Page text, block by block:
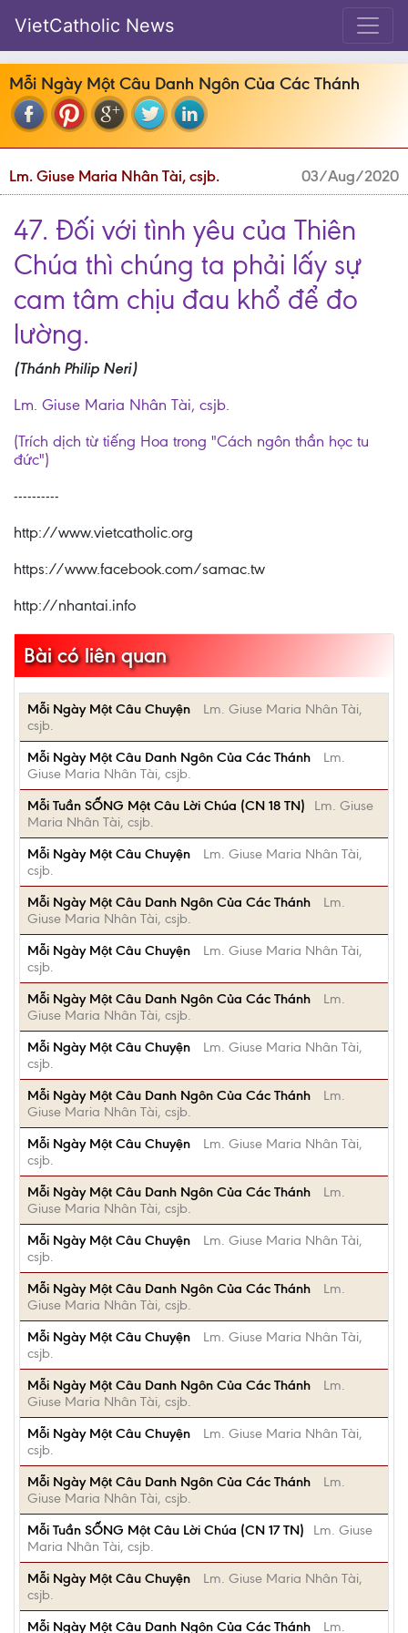
VietCatholic News
Mỗi Ngày Một Câu Danh Ngôn Của Các Thánh
Lm. Giuse Maria Nhân Tài, csjb. 03/Aug/2020
47. Đối với tình yêu của Thiên
Chúa thì chúng ta phải lấy sự
cam tâm chịu đau khổ để đo
lường.
(Thánh Philip Neri)
Lm. Giuse Maria Nhân Tài, csjb.
(Trích dịch từ tiếng Hoa trong "Cách ngôn thần học tu
đức")
----------
http://www.vietcatholic.org
https://www.facebook.com/samac.tw
http://nhantai.info
Bài có liên quan
Mỗi Ngày Một Câu Chuyện
Lm. Giuse Maria Nhân Tài,
csjb.
Mỗi Ngày Một Câu Danh Ngôn Của Các Thánh
Lm.
Giuse Maria Nhân Tài, csjb.
Mỗi Tuần SỐNG Một Câu Lời Chúa (CN 18 TN)
Lm. Giuse
Maria Nhân Tài, csjb.
Mỗi Ngày Một Câu Chuyện
Lm. Giuse Maria Nhân Tài,
csjb.
Mỗi Ngày Một Câu Danh Ngôn Của Các Thánh
Lm.
Giuse Maria Nhân Tài, csjb.
Mỗi Ngày Một Câu Chuyện
Lm. Giuse Maria Nhân Tài,
csjb.
Mỗi Ngày Một Câu Danh Ngôn Của Các Thánh
Lm.
Giuse Maria Nhân Tài, csjb.
Mỗi Ngày Một Câu Chuyện
Lm. Giuse Maria Nhân Tài,
csjb.
Mỗi Ngày Một Câu Danh Ngôn Của Các Thánh
Lm.
Giuse Maria Nhân Tài, csjb.
Mỗi Ngày Một Câu Chuyện
Lm. Giuse Maria Nhân Tài,
csjb.
Mỗi Ngày Một Câu Danh Ngôn Của Các Thánh
Lm.
Giuse Maria Nhân Tài, csjb.
Mỗi Ngày Một Câu Chuyện
Lm. Giuse Maria Nhân Tài,
csjb.
Mỗi Ngày Một Câu Danh Ngôn Của Các Thánh
Lm.
Giuse Maria Nhân Tài, csjb.
Mỗi Ngày Một Câu Chuyện
Lm. Giuse Maria Nhân Tài,
csjb.
Mỗi Ngày Một Câu Danh Ngôn Của Các Thánh
Lm.
Giuse Maria Nhân Tài, csjb.
Mỗi Ngày Một Câu Chuyện
Lm. Giuse Maria Nhân Tài,
csjb.
Mỗi Ngày Một Câu Danh Ngôn Của Các Thánh
Lm.
Giuse Maria Nhân Tài, csjb.
Mỗi Tuần SỐNG Một Câu Lời Chúa (CN 17 TN)
Lm. Giuse
Maria Nhân Tài, csjb.
Mỗi Ngày Một Câu Chuyện
Lm. Giuse Maria Nhân Tài,
csjb.
Mỗi Ngày Một Câu Danh Ngôn Của Các Thánh
Lm.